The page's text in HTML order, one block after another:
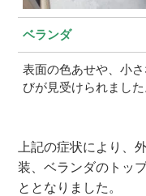
ベランダ
表面の色あせや、小
びが見受けられました
上記の症状により、
装、ベランダのトッ
ととなりました。